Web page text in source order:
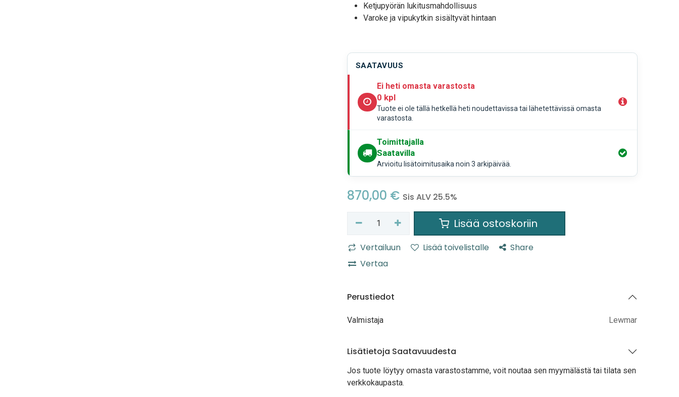
Ketjupyörän lukitusmahdollisuus
Varoke ja vipukytkin sisältyvät hintaan
SAATAVUUS
Ei heti omasta varastosta
0 kpl
Tuote ei ole tällä hetkellä heti noudettavissa tai lähetettävissä omasta
varastosta.
Toimittajalla
Saatavilla
Arvioitu lisätoimitusaika noin 3 arkipäivää.
870,00 € Sis ALV 25.5%
Lisää ostoskoriin
Vertailuun Lisää toivelistalle
Share
Vertaa
Perustiedot
Valmistaja Lewmar
Lisätietoja Saatavuudesta
Jos tuote löytyy omasta varastostamme, voit noutaa sen myymälästä tai tilata sen
verkkokaupasta.